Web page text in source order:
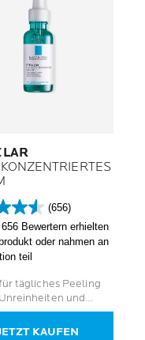
(656)
Bewertern erhielten
oder nahmen an
teil
tägliches Peeling
und
zu Akne neigende
Erwachsenen
KAUFEN